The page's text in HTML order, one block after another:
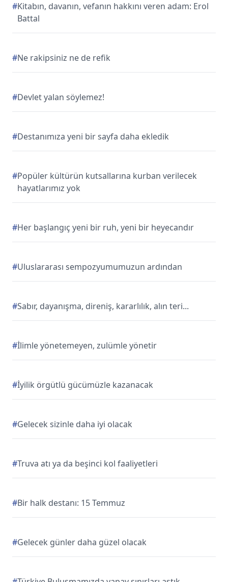
#Kitabın, davanın, vefanın hakkını veren adam: Erol
Battal
#Ne rakipsiniz ne de refik
#Devlet yalan söylemez!
#Destanımıza yeni bir sayfa daha ekledik
#Popüler kültürün kutsallarına kurban verilecek
hayatlarımız yok
#Her başlangıç yeni bir ruh, yeni bir heyecandır
#Uluslararası sempozyumumuzun ardından
#Sabır, dayanışma, direniş, kararlılık, alın teri...
#İlimle yönetemeyen, zulümle yönetir
#İyilik örgütlü gücümüzle kazanacak
#Gelecek sizinle daha iyi olacak
#Truva atı ya da beşinci kol faaliyetleri
#Bir halk destanı: 15 Temmuz
#Gelecek günler daha güzel olacak